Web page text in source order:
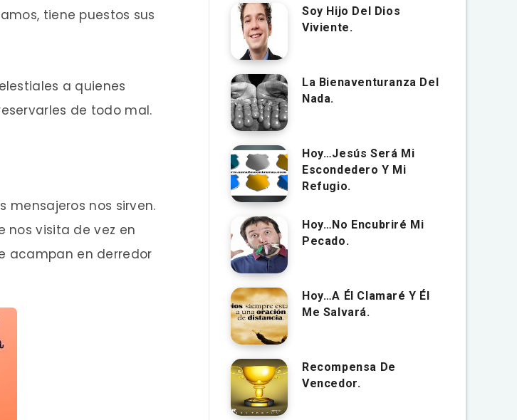
tiene puestos sus
a quienes
de todo mal.
mensajeros nos sirven.
nos visita de vez en
acampan en derredor
Soy Hijo Del Dios
Viviente.
La Bienaventuranza Del
Nada.
Hoy…Jesús Será Mi
Escondedero Y Mi
Refugio.
Hoy…No Encubriré Mi
Pecado.
Hoy…A Él Clamaré Y Él
Me Salvará.
Recompensa De
Vencedor.